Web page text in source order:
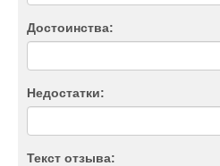
Достоинства:
Недостатки:
Текст отзыва: